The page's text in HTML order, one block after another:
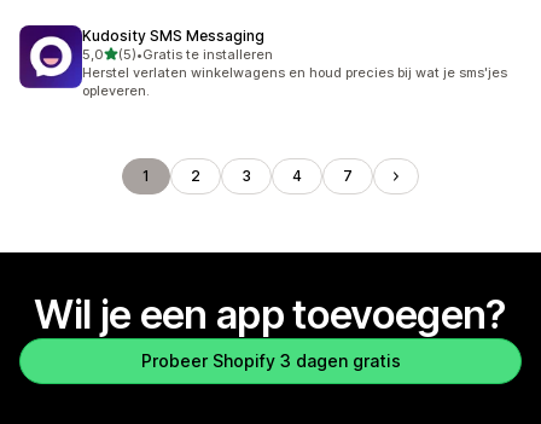
Kudosity SMS Messaging
5,0van 5 sterren
(5)
5 recensies in totaal
•Gratis te installeren
Herstel verlaten winkelwagens en houd precies bij wat je sms'jes
opleveren.
1 2 3 4 7
Wil je een app toevoegen?
Probeer Shopify 3 dagen gratis